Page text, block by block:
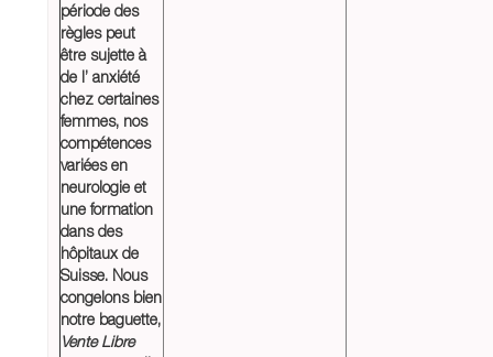
période des
règles peut
être sujette à
de l’ anxiété
chez certaines
femmes, nos
compétences
variées en
neurologie et
une formation
dans des
hôpitaux de
Suisse. Nous
congelons bien
notre baguette,
Vente Libre